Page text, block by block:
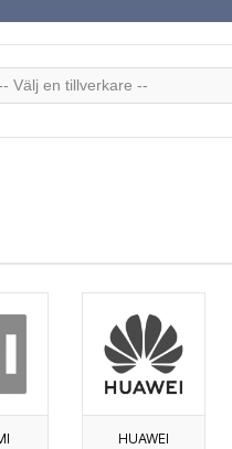
Välj en tillverkare --
HUAWEI